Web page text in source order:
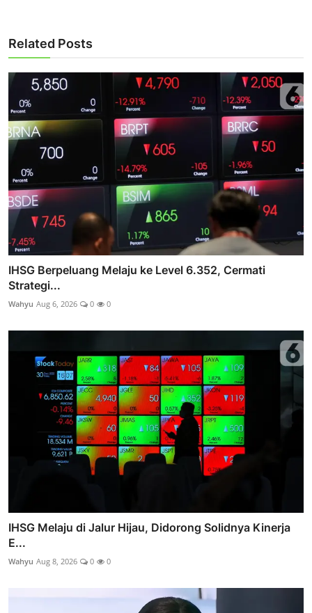
Related Posts
IHSG Berpeluang Melaju ke Level 6.352, Cermati
Strategi...
Wahyu Aug 6, 2026 0 0
IHSG Melaju di Jalur Hijau, Didorong Solidnya Kinerja
E...
Wahyu Aug 8, 2026 0 0